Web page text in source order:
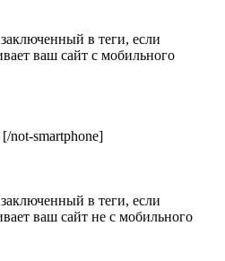
в теги, если
ваш сайт с мобильного
not-smartphone]
в теги, если
ваш сайт не с мобильного